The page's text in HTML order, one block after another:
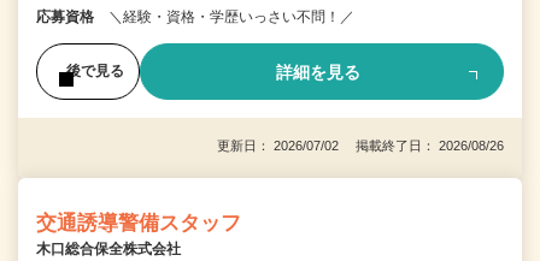
応募資格 ＼経験・資格・学歴いっさい不問！／
後で見る 詳細を見る
更新日： 2026/07/02 掲載終了日： 2026/08/26
交通誘導警備スタッフ
木口総合保全株式会社